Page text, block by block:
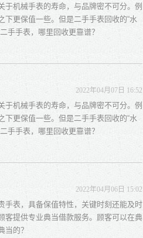
机械手表的寿命，与品牌密不可分。例
更保值一些。但是二手手表回收的“水
手手表，哪里回收更靠谱？
2022年04月07日 16:52
机械手表的寿命，与品牌密不可分。例
更保值一些。但是二手手表回收的“水
手手表，哪里回收更靠谱？
2022年04月06日 15:02
手表，具备保值特性，关键时刻还能及时
客提供专业典当借款服务。顾客可以在典
的？